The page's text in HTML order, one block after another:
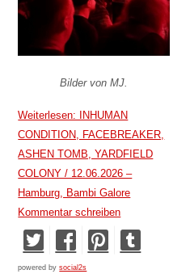
Bilder von MJ.
Weiterlesen: INHUMAN
CONDITION, FACEBREAKER,
ASHEN TOMB, YARDFIELD
COLONY / 12.06.2026 –
Hamburg, Bambi Galore
Kommentar schreiben
powered bysocial2s